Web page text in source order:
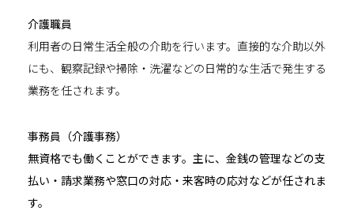
介護職員
利用者の日常生活全般の介助を行います。直接的な介助以外
にも、観察記録や掃除・洗濯などの日常的な生活で発生する
業務を任されます。
事務員（介護事務）
無資格でも働くことができます。主に、金銭の管理などの支
払い・請求業務や窓口の対応・来客時の応対などが任されま
す。